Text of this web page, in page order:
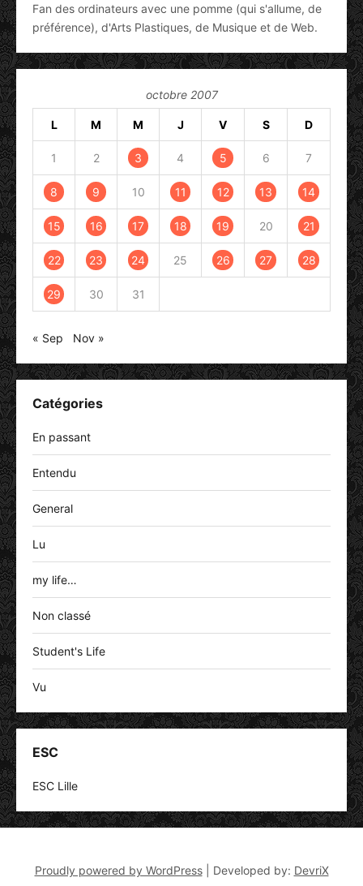
Fan des ordinateurs avec une pomme (qui s'allume, de
préférence), d'Arts Plastiques, de Musique et de Web.
octobre 2007
L M M J V S D
1 2 3 4 5 6 7
8 9 10 11 12 13 14
15 16 17 18 19 20 21
22 23 24 25 26 27 28
29 30 31
« Sep Nov »
Catégories
En passant
Entendu
General
Lu
my life…
Non classé
Student's Life
Vu
ESC
ESC Lille
Proudly powered by WordPress Developed by: DevriX